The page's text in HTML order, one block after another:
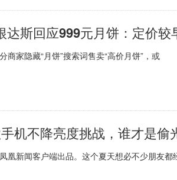
达斯回应999元月饼：定价较
商家隐藏“月饼”搜索词售卖“高价月饼”，或
机不降亮度挑战，谁才是
凰新闻客户端出品。这个夏天想必不少朋友